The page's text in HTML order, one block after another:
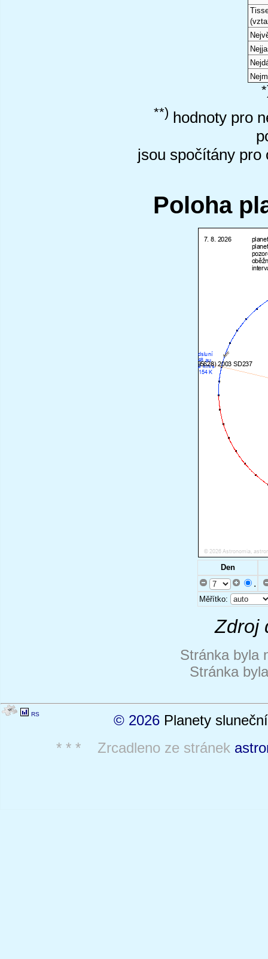
**) hodnoty pro
jsou spočítány pro
Poloha
Den
.
Měřítko:
Zdroj
Stránka byla
Stránka
RS © 2026 Planety
* * * Zrcadleno ze stránek